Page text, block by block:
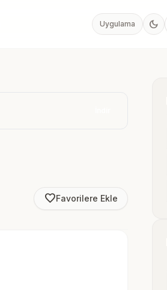
Uygulama dark_mode
favorite_borderFavorilere Ekle